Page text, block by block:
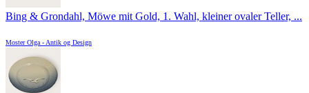
Bing & Grondahl, Möwe mit Gold, 1. Wahl, kleiner ovaler Teller, ...
Moster Olga - Antik og Design